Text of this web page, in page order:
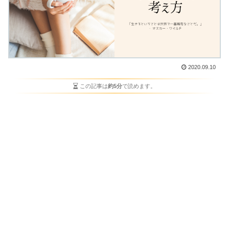
2020.09.10
この記事は約5分で読めます。